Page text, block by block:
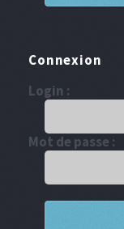
Connexion
Login :
Mot de passe :